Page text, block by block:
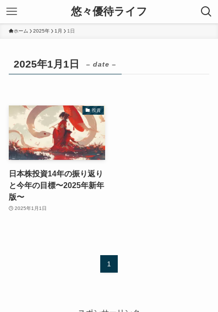
悠々優待ライフ
ホーム 2025年 1月 1日
2025年1月1日 – date –
投資
日本株投資14年の振り返り
と今年の目標〜2025年新年
版〜
2025年1月1日
1